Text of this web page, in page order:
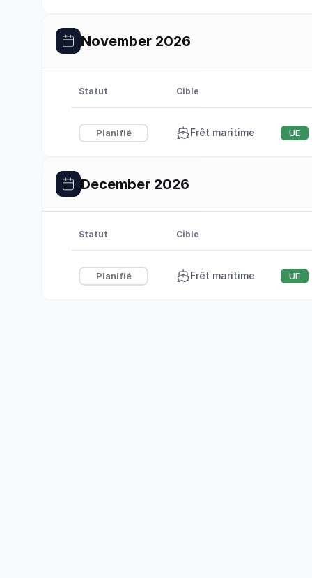
November 2026
Statut Cible
Planifié Frêt maritime UE
December 2026
Statut Cible
Planifié Frêt maritime UE